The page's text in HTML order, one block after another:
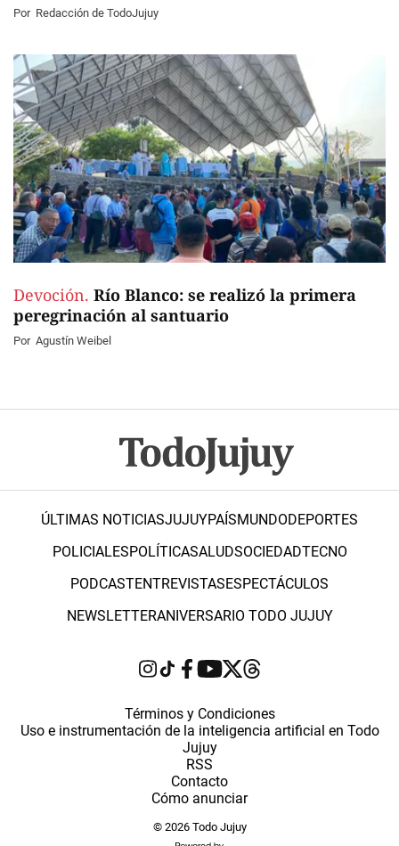
Por Redacción de TodoJujuy
Devoción. Río Blanco: se realizó la primera
peregrinación al santuario
Por Agustín Weibel
ÚLTIMAS NOTICIASJUJUYPAÍSMUNDODEPORTES
POLICIALESPOLÍTICASALUDSOCIEDADTECNO
PODCASTENTREVISTASESPECTÁCULOS
NEWSLETTERANIVERSARIO TODO JUJUY
Términos y Condiciones
Uso e instrumentación de la inteligencia artificial en Todo
Jujuy
RSS
Contacto
Cómo anunciar
© 2026 Todo Jujuy